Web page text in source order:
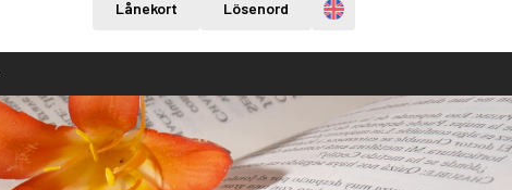
Lånekort Lösenord Engelska